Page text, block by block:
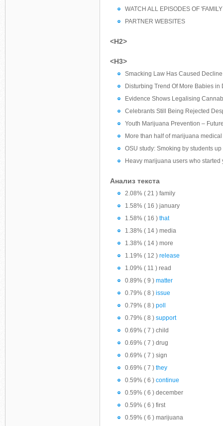
WATCH ALL EPISODES OF
PARTNER WEBSITES
<H2>
<H3>
Smacking Law Has Caused
Disturbing Trend Of More Babies in
Evidence Shows Legalising
Celebrants Still Being Rejected
Youth Marijuana Prevention –
More than half of marijuana
OSU study: Smoking by students
Heavy marijuana users who
Анализ текста
2.08% ( 21 ) family
1.58% ( 16 ) january
1.58% ( 16 ) that
1.38% ( 14 ) media
1.38% ( 14 ) more
1.19% ( 12 ) release
1.09% ( 11 ) read
0.89% ( 9 ) matter
0.79% ( 8 ) issue
0.79% ( 8 ) poll
0.79% ( 8 ) support
0.69% ( 7 ) child
0.69% ( 7 ) drug
0.69% ( 7 ) sign
0.69% ( 7 ) they
0.59% ( 6 ) continue
0.59% ( 6 ) december
0.59% ( 6 ) first
0.59% ( 6 ) marijuana